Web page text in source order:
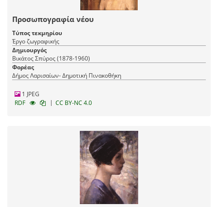
Προσωπογραφία νέου
Τύπος τεκμηρίου
Έργο ζωγραφικής
Δημιουργός
Βικάτος Σπύρος (1878-1960)
Φορέας
Δήμος Λαρισαίων- Δημοτική Πινακοθήκη
1 JPEG
RDF
| CC BY-NC 4.0